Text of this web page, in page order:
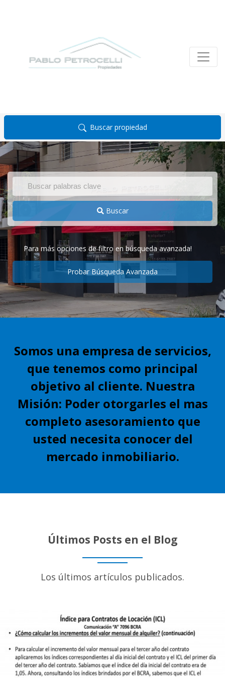
Buscar propiedad
Buscar
Para más opciones de filtro en búsqueda avanzada!
Probar Búsqueda Avanzada
Somos una empresa de servicios,
que tenemos como principal
objetivo al cliente. Nuestra
Misión: Poder otorgarles el mas
completo asesoramiento que
usted necesita conocer del
mercado inmobiliario.
Últimos Posts en el Blog
Los últimos artículos publicados.